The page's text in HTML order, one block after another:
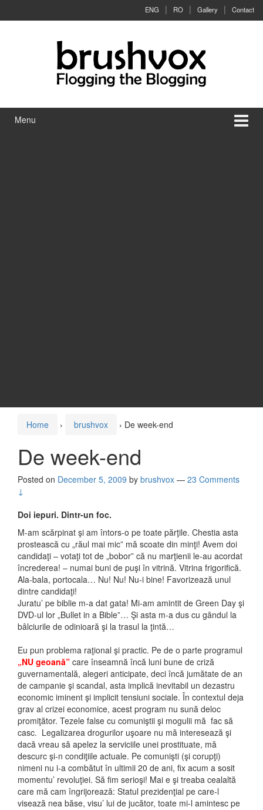
ENG RO Gallery Contact
Menu
Home › brushvox › De week-end
De week-end
Posted on December 5, 2009 by brushvox — 23 Comments
↓
Doi iepuri. Dintr-un foc.
M-am scărpinat şi am întors-o pe toate părţile. Chestia asta
prostească cu „răul mai mic” mă scoate din minţi! Avem doi
candidaţi – votaţi tot de „bobor” că nu marţienii le-au acordat
încrederea! – numai buni de puşi în vitrină. Vitrina frigorifică.
Ala-bala, portocala… Nu! Nu! Nu-i bine! Favorizează unul
dintre candidaţi!
Juratu’ pe biblie m-a dat gata! Mi-am amintit de Green Day şi
DVD-ul lor „Bullet in a Bible”… Şi asta m-a dus cu gândul la
bâlciurile de odinioară şi la trasul la ţintă…
Eu pun problema raţional şi practic. Pe de o parte programul
„NU geoană” care înseamnă încă luni bune de criză
guvernamentală, alegeri anticipate, deci încă jumătate de an
de campanie şi scandal, asta implică inevitabil un dezastru
economic iminent şi implicit tensiuni sociale. În contextul deja
grav al crizei economice, acest program nu sună deloc
promiţător. Tezele false cu comuniştii şi mogulii mă fac să
casc. Legalizarea drogurilor uşoare nu mă interesează şi
dacă vreau să apelez la serviciile unei prostituate, mă
descurc şi-n condiţiile actuale. Pe comunişti (şi corupţi)
nimeni nu i-a combătut în ultimii 20 de ani, fix acum a sosit
momentu’ revoluţiei. Să fim serioşi! Mai e şi treaba cealaltă
care mă cam îngrijorează: Statul prezidenţial pe care-l
visează nea băse, visu’ lui de jucător, toate mi-l amintesc pe